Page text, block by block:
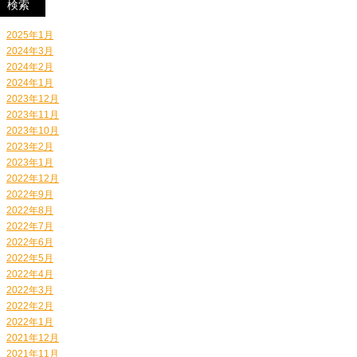
2025年1月
2024年3月
2024年2月
2024年1月
2023年12月
2023年11月
2023年10月
2023年2月
2023年1月
2022年12月
2022年9月
2022年8月
2022年7月
2022年6月
2022年5月
2022年4月
2022年3月
2022年2月
2022年1月
2021年12月
2021年11月